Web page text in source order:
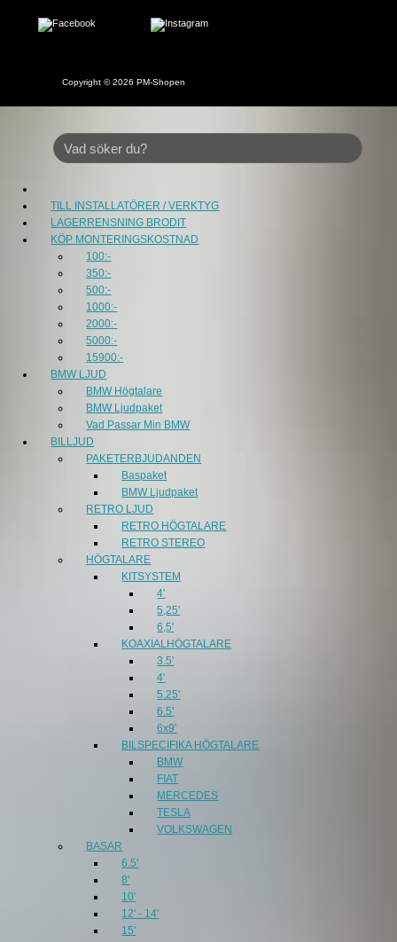
Copyright © 2026 PM-Shopen
TILL INSTALLATÖRER / VERKTYG
LAGERRENSNING BRODIT
KÖP MONTERINGSKOSTNAD
100:-
350:-
500:-
1000:-
2000:-
5000:-
15900:-
BMW LJUD
BMW Högtalare
BMW Ljudpaket
Vad Passar Min BMW
BILLJUD
PAKETERBJUDANDEN
Baspaket
BMW Ljudpaket
RETRO LJUD
RETRO HÖGTALARE
RETRO STEREO
HÖGTALARE
KITSYSTEM
4'
5,25'
6,5'
KOAXIALHÖGTALARE
3.5'
4'
5.25'
6.5'
6x9'
BILSPECIFIKA HÖGTALARE
BMW
FIAT
MERCEDES
TESLA
VOLKSWAGEN
BASAR
6.5'
8'
10'
12' - 14'
15'